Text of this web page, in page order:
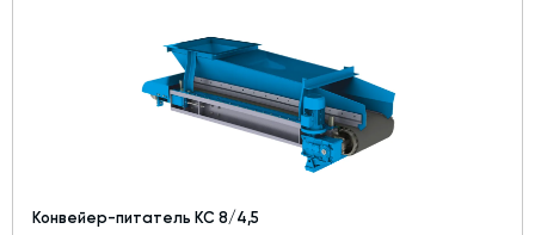
Конвейер-питатель КС 8/4,5